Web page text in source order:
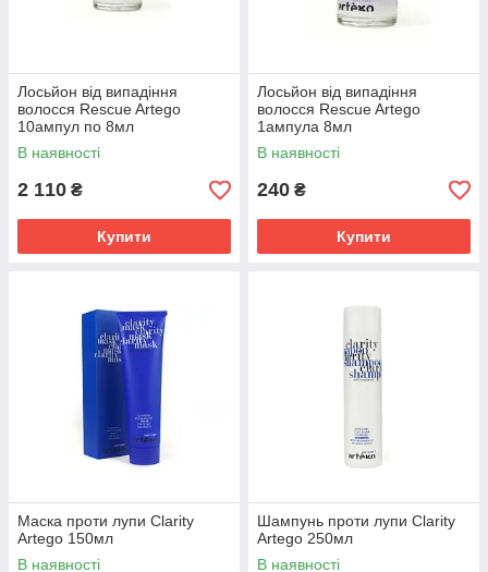
Лосьйон від випадіння
волосся Rescue Artego
10ампул по 8мл
В наявності
2 110 ₴
Купити
Лосьйон від випадіння
волосся Rescue Artego
1ампула 8мл
В наявності
240 ₴
Купити
Маска проти лупи Clarity
Artego 150мл
В наявності
Шампунь проти лупи Clarity
Artego 250мл
В наявності